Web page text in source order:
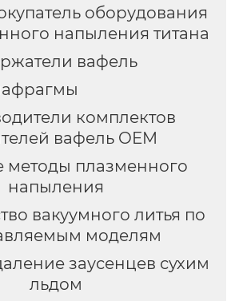
оборудования
напыления титана
вафель
комплектов
вафель OEM
плазменного
напыления
вакуумного литья по
моделям
заусенцев сухим
льдом